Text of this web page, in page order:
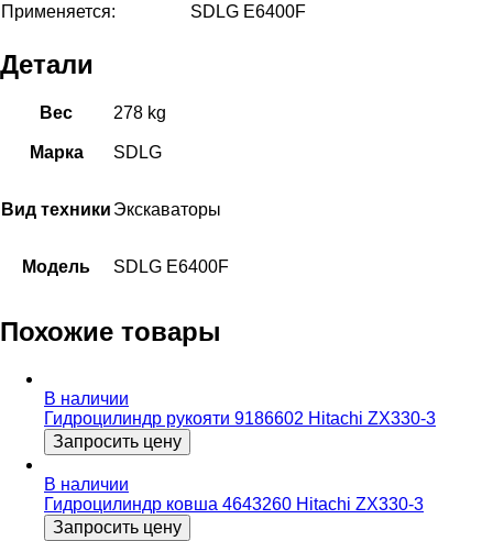
Применяется:
SDLG E6400F
Детали
Вес 278 kg
Марка SDLG
Вид техники Экскаваторы
Модель SDLG E6400F
Похожие товары
В наличии
Гидроцилиндр рукояти 9186602 Hitachi ZX330-3
Запросить цену
В наличии
Гидроцилиндр ковша 4643260 Hitachi ZX330-3
Запросить цену